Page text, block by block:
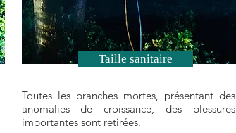
Taille sanitaire
Toutes les branches mortes, présentant des
anomalies de croissance, des blessures
importantes sont retirées.